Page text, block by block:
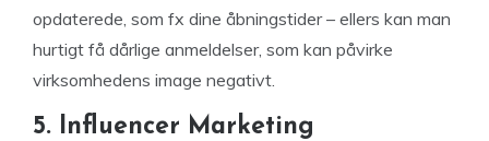
opdaterede, som fx dine åbningstider – ellers kan man
hurtigt få dårlige anmeldelser, som kan påvirke
virksomhedens image negativt.
5. Influencer Marketing